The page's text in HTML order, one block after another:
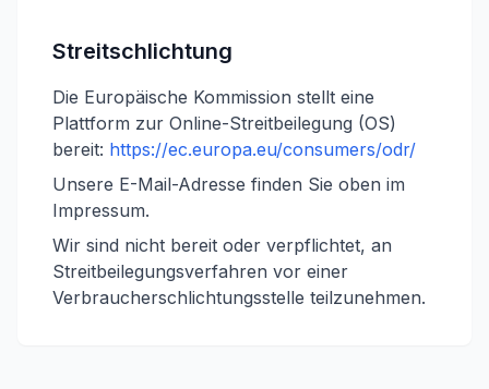
Streitschlichtung
Die Europäische Kommission stellt eine
Plattform zur Online-Streitbeilegung (OS)
bereit: https://ec.europa.eu/consumers/odr/
Unsere E-Mail-Adresse finden Sie oben im
Impressum.
Wir sind nicht bereit oder verpflichtet, an
Streitbeilegungsverfahren vor einer
Verbraucherschlichtungsstelle teilzunehmen.